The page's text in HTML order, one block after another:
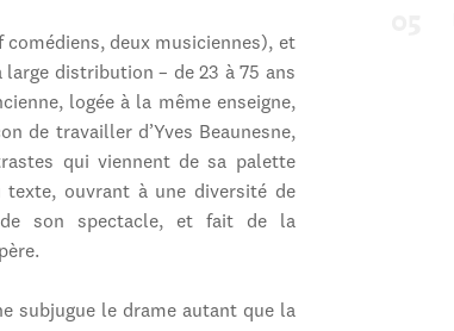
comédiens, deux musiciennes), et
distribution – de 23 à 75 ans
logée à la même enseigne,
de travailler d’Yves Beaunesne,
qui viennent de sa palette
ouvrant à une diversité de
de son spectacle, et fait de la
subjugue le drame autant que la